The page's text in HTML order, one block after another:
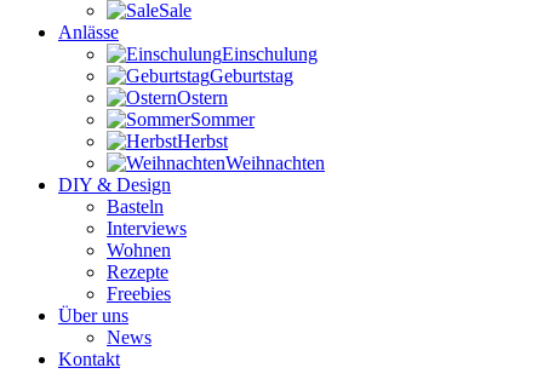
Sale
Anlässe
Einschulung
Geburtstag
Ostern
Sommer
Herbst
Weihnachten
DIY & Design
Basteln
Interviews
Wohnen
Rezepte
Freebies
Über uns
News
Kontakt